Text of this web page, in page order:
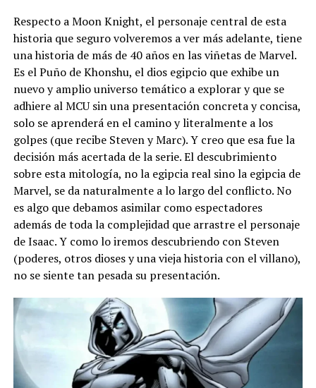
Respecto a Moon Knight, el personaje central de esta
historia que seguro volveremos a ver más adelante, tiene
una historia de más de 40 años en las viñetas de Marvel.
Es el Puño de Khonshu, el dios egipcio que exhibe un
nuevo y amplio universo temático a explorar y que se
adhiere al MCU sin una presentación concreta y concisa,
solo se aprenderá en el camino y literalmente a los
golpes (que recibe Steven y Marc). Y creo que esa fue la
decisión más acertada de la serie. El descubrimiento
sobre esta mitología, no la egipcia real sino la egipcia de
Marvel, se da naturalmente a lo largo del conflicto. No
es algo que debamos asimilar como espectadores
además de toda la complejidad que arrastre el personaje
de Isaac. Y como lo iremos descubriendo con Steven
(poderes, otros dioses y una vieja historia con el villano),
no se siente tan pesada su presentación.